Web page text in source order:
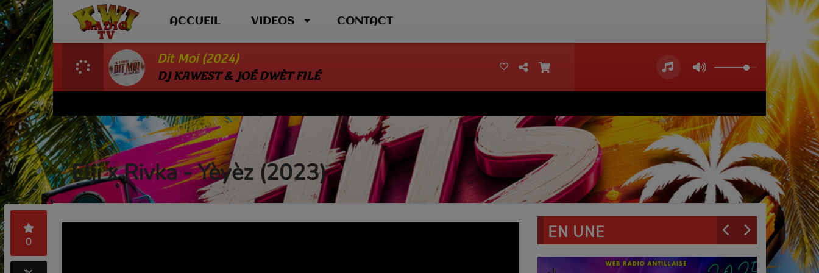
ACCUEIL VIDEOS CONTACT
Dit Moi (2024)
DJ KAWEST & JOÉ DWÈT FILÉ
Elji x Rivka - Yèyèz (2023)
0
EN UNE